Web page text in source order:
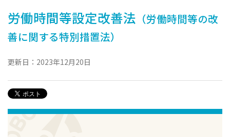
労働時間等設定改善法 （労働時間等の改
善に関する特別措置法）
更新日：2023年12月20日